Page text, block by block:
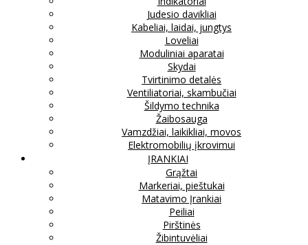
Judesio davikliai
Kabeliai, laidai, jungtys
Loveliai
Moduliniai aparatai
Skydai
Tvirtinimo detalės
Ventiliatoriai, skambučiai
Šildymo technika
Žaibosauga
Vamzdžiai, laikikliai, movos
Elektromobilių įkrovimui
ĮRANKIAI
Grąžtai
Markeriai, pieštukai
Matavimo Įrankiai
Peiliai
Pirštinės
Žibintuvėliai